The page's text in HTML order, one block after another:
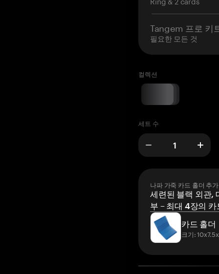
Tangem 프로 키
필요한 모든 것
컬렉션
세트 수
나파 가죽 카드 홀더 추가
세련된 블랙 외관,
부 – 최대 4장의
카드 홀더
크기: